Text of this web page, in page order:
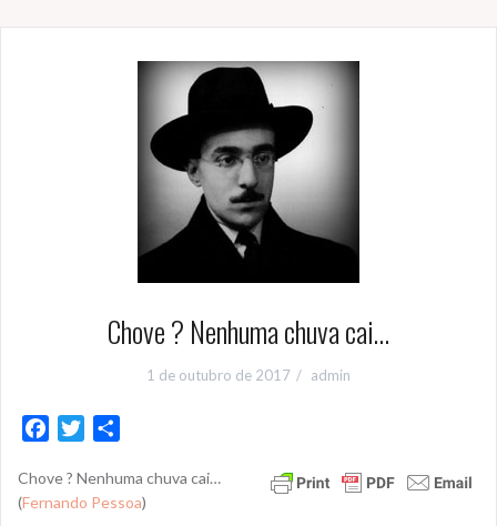
Chove ? Nenhuma chuva cai…
1 de outubro de 2017 admin
c
e
i
t
a
r
Chove ? Nenhuma chuva cai…
(Fernando Pessoa)